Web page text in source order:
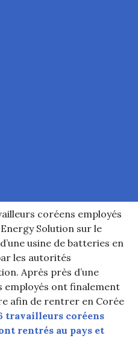
coréens employés
Solution sur le
usine de batteries en
les autorités
Après près d’une
employés ont finalement
afin de rentrer en Corée
travailleurs coréens
rentrés au pays et